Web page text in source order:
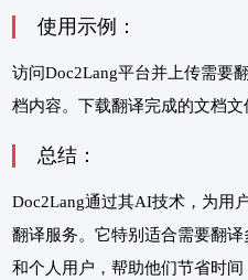
使用示例：
访问Doc2Lang平台并上传需要
档内容。下载翻译完成的文档文
总结：
Doc2Lang通过其AI技术，为用
翻译服务。它特别适合需要翻
和个人用户，帮助他们节省时